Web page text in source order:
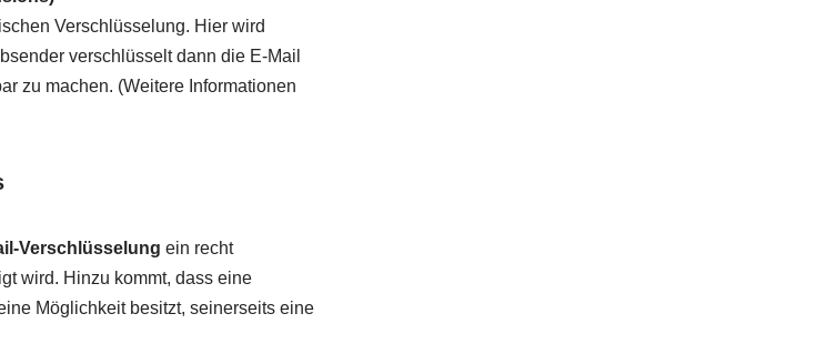
Verschlüsselung. Hier wird
verschlüsselt dann die E-Mail
zu machen. (Weitere Informationen
Verschlüsselung ein recht
wird. Hinzu kommt, dass eine
Möglichkeit besitzt, seinerseits eine